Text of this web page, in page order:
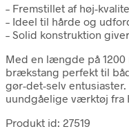
– Fremstillet af høj-
– Ideel til hårde og
– Solid konstruktion
Med en længde på
brækstang perfekt til
gør-det-selv
uundgåelige værktøj fra
Produkt id: 27519